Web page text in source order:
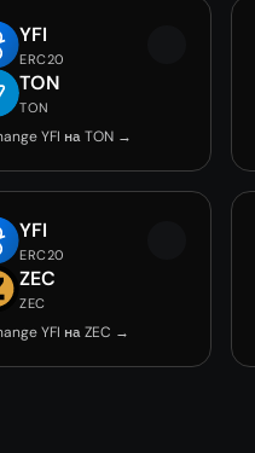
YFI
ERC20
TON
TON
YFI на TON →
YFI
ERC20
ZEC
ZEC
YFI на ZEC →